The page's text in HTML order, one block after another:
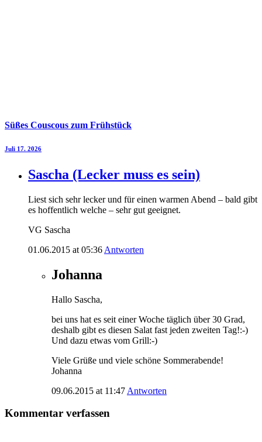
Süßes Couscous zum Frühstück
Juli 17. 2026
Sascha (Lecker muss es sein)
Liest sich sehr lecker und für einen warmen Abend – bald gibt
es hoffentlich welche – sehr gut geeignet.
VG Sascha
01.06.2015 at 05:36 Antworten
Johanna
Hallo Sascha,
bei uns hat es seit einer Woche täglich über 30 Grad,
deshalb gibt es diesen Salat fast jeden zweiten Tag!:-)
Und dazu etwas vom Grill:-)
Viele Grüße und viele schöne Sommerabende!
Johanna
09.06.2015 at 11:47 Antworten
Kommentar verfassen